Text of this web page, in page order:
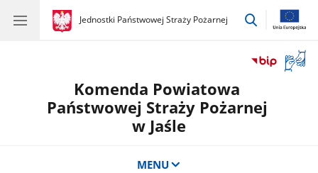
gov.pl
Jednostki Państwowej Straży Pożarnej
gov.pl
Jednostki
przejdź
okno
Komenda Powiatowa
Państwowej Straży Pożarnej
w Jaśle
MENU